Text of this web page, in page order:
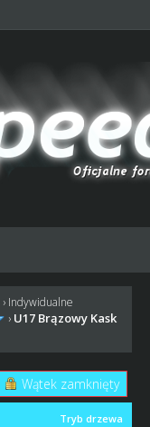
› Indywidualne
› U17 Brązowy Kask
Wątek zamknięty
Tryb drzewa